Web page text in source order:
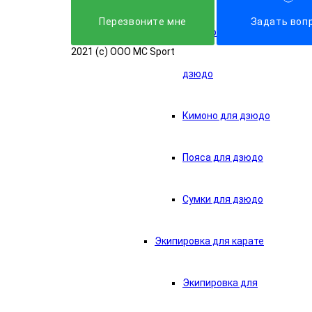
Экипировка для
дзюдо
Кимоно для дзюдо
Пояса для дзюдо
Сумки для дзюдо
Экипировка для карате
Экипировка для
Перезвонитe мне Задать
2021 (c) OOO MC Sport